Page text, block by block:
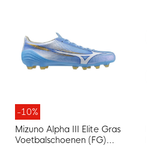
-10%
Mizuno Alpha III Elite Gras
Voetbalschoenen (FG)